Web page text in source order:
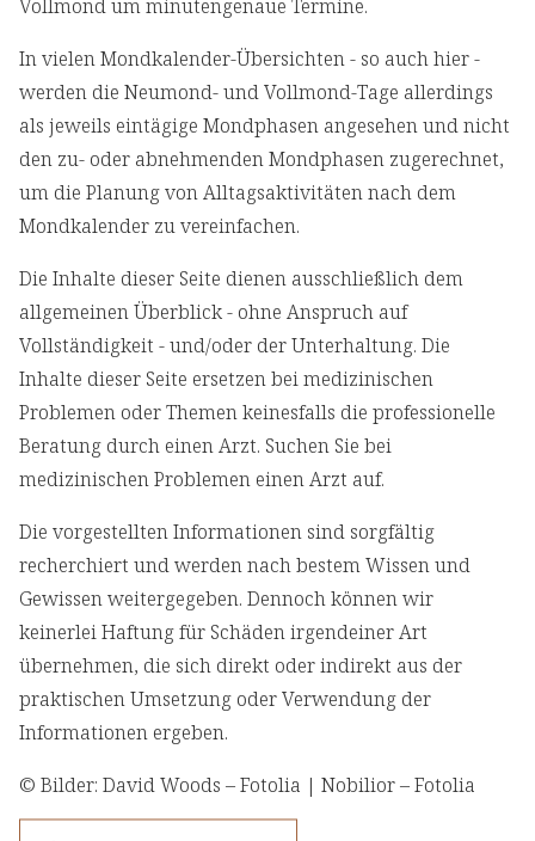
Vollmond um minutengenaue Termine.
In vielen Mondkalender-Übersichten - so auch hier -
werden die Neumond- und Vollmond-Tage allerdings
als jeweils eintägige Mondphasen angesehen und nicht
den zu- oder abnehmenden Mondphasen zugerechnet,
um die Planung von Alltagsaktivitäten nach dem
Mondkalender zu vereinfachen.
Die Inhalte dieser Seite dienen ausschließlich dem
allgemeinen Überblick - ohne Anspruch auf
Vollständigkeit - und/oder der Unterhaltung. Die
Inhalte dieser Seite ersetzen bei medizinischen
Problemen oder Themen keinesfalls die professionelle
Beratung durch einen Arzt. Suchen Sie bei
medizinischen Problemen einen Arzt auf.
Die vorgestellten Informationen sind sorgfältig
recherchiert und werden nach bestem Wissen und
Gewissen weitergegeben. Dennoch können wir
keinerlei Haftung für Schäden irgendeiner Art
übernehmen, die sich direkt oder indirekt aus der
praktischen Umsetzung oder Verwendung der
Informationen ergeben.
© Bilder: David Woods – Fotolia | Nobilior – Fotolia